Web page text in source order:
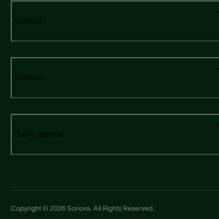
Aanbod
Thema's
Over Lapperre
Copyright © 2026 Sonova. All Rights Reserved.